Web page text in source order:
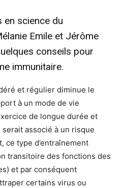
en science du
Emile et Jérôme
conseils pour
immunitaire.
et régulier diminue le
à un mode de vie
de longue durée et
associé à un risque
ce type d’entraînement
transitoire des fonctions des
et par conséquent
certains virus ou